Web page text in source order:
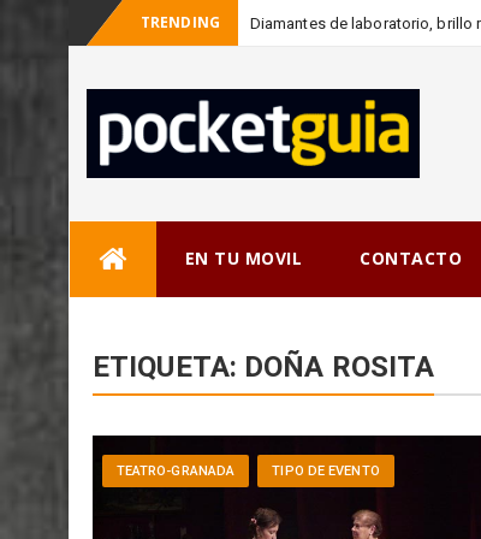
TRENDING Diamantes de laboratorio, brillo
EN TU MOVIL CONTACTO
ETIQUETA: DOÑA ROSITA
TEATRO-GRANADA TIPO DE EVENTO